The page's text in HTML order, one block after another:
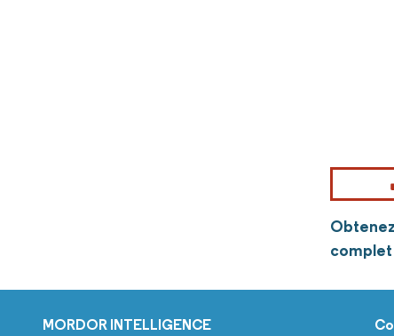
complet
MORDOR INTELLIGENCE